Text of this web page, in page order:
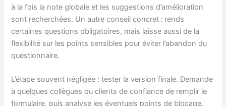
à la fois la note globale et les suggestions d’amélioration
sont recherchées. Un autre conseil concret : rends
certaines questions obligatoires, mais laisse aussi de la
flexibilité sur les points sensibles pour éviter l’abandon du
questionnaire.
L’étape souvent négligée : tester la version finale. Demande
à quelques collègues ou clients de confiance de remplir le
formulaire, puis analyse les éventuels points de blocage.